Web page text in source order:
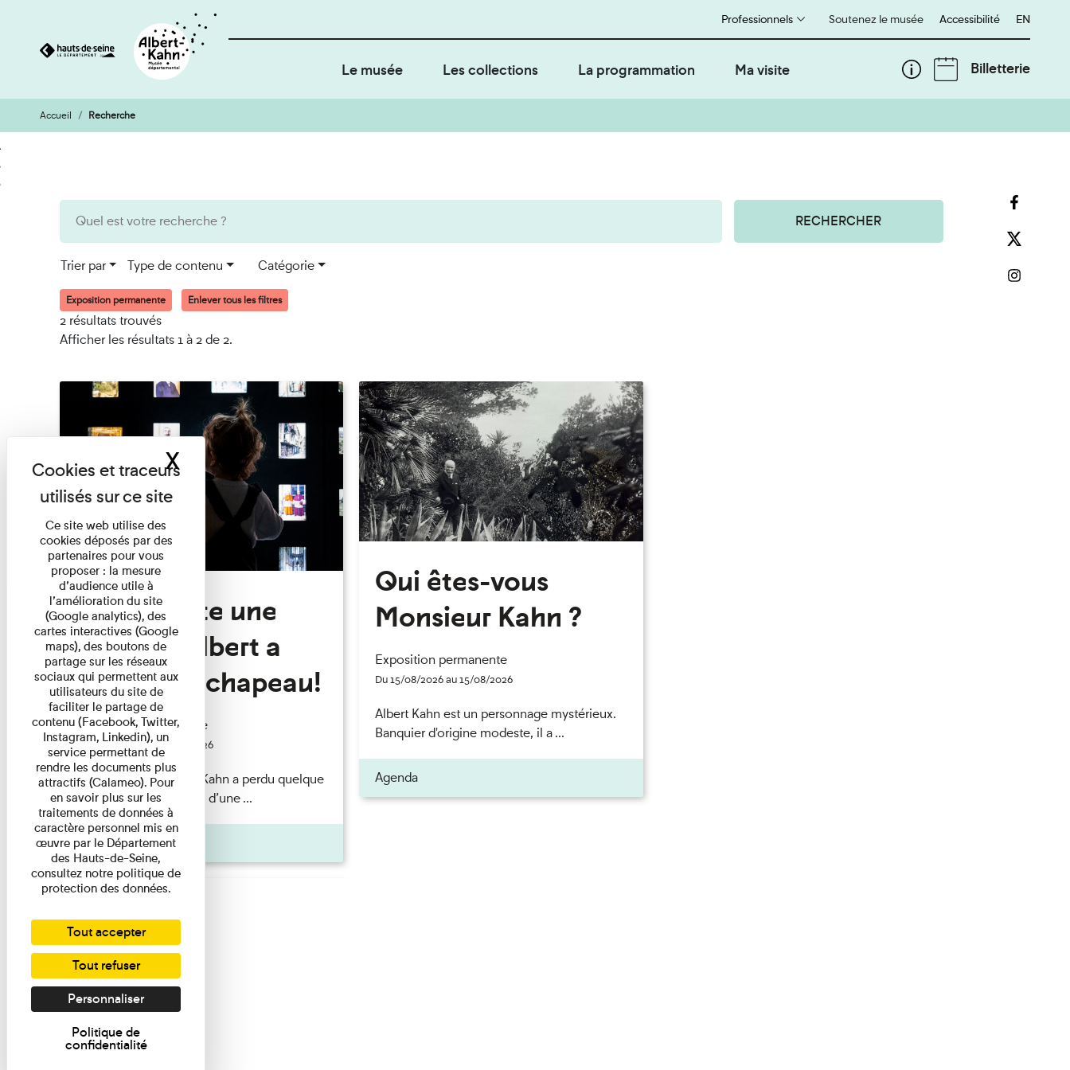
Aller
au
contenu
Aller
à
la
Soutenez le musée
Professionnels Accessibilité English
EN
Le musée Les collections La programmation Ma visite Billetterie
Accueil Recherche
RECHERCHER
Trier par Type de contenu Catégorie
Exposition permanente Enlever tous les filtres
2 résultats trouvés
Afficher les résultats 1 à 2 de 2.
Visite Toute une
histoire: Albert a
perdu son chapeau!
Exposition permanente
Du 15/08/2026 au 15/08/2026
Il semblerait qu’Albert Kahn a perdu quelque
chose... Accompagnés d’une ...
Agenda
Qui êtes-vous
Monsieur Kahn ?
Exposition permanente
Du 15/08/2026 au 15/08/2026
Albert Kahn est un personnage mystérieux.
Banquier d'origine modeste, il a ...
Agenda
Ce site web utilise des
cookies déposés par des
partenaires pour vous
proposer : la mesure
d’audience utile à
l’amélioration du site
(Google analytics), des
cartes interactives (Google
maps), des boutons de
partage sur les réseaux
sociaux qui permettent aux
utilisateurs du site de
faciliter le partage de
contenu (Facebook, Twitter,
Instagram, Linkedin), un
service permettant de
rendre les documents plus
attractifs (Calameo). Pour
en savoir plus sur les
traitements de données à
caractère personnel mis en
œuvre par le Département
des Hauts-de-Seine,
consultez notre politique de
protection des données.
Tout accepter
Tout refuser
Personnaliser
Politique de
confidentialité
XMasquer le bandeau des cookies